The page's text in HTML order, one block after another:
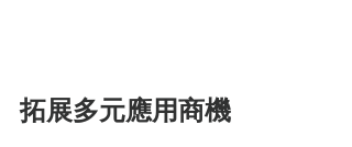
拓展多元應用商機